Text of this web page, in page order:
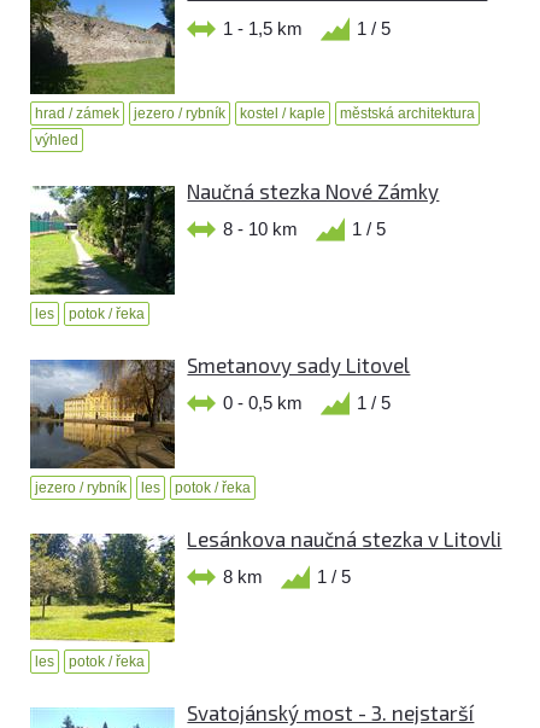
1 - 1,5 km 1 / 5
hrad / zámek jezero / rybník kostel / kaple
městská architektura
výhled
Naučná stezka Nové Zámky
8 - 10 km 1 / 5
les potok / řeka
Smetanovy sady Litovel
0 - 0,5 km 1 / 5
jezero / rybník les potok / řeka
Lesánkova naučná stezka v Litovli
8 km 1 / 5
les potok / řeka
Svatojánský most - 3. nejstarší